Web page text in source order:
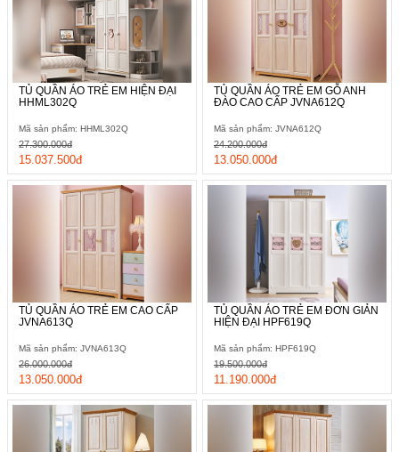
TỦ QUẦN ÁO TRẺ EM HIỆN ĐẠI
HHML302Q
Mã sản phẩm: HHML302Q
15.037.500đ
27.300.000đ
TỦ QUẦN ÁO TRẺ EM GỖ ANH
ĐÀO CAO CẤP JVNA612Q
Mã sản phẩm: JVNA612Q
13.050.000đ
24.200.000đ
TỦ QUẦN ÁO TRẺ EM CAO CẤP
JVNA613Q
Mã sản phẩm: JVNA613Q
13.050.000đ
26.000.000đ
TỦ QUẦN ÁO TRẺ EM ĐƠN GIẢN
HIỆN ĐẠI HPF619Q
Mã sản phẩm: HPF619Q
11.190.000đ
19.500.000đ